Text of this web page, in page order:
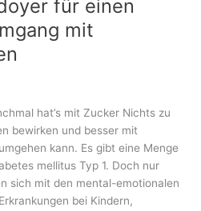
für einen
mit
hat’s mit Zucker Nichts zu
bewirken und besser mit
kann. Es gibt eine Menge
mellitus Typ 1. Doch nur
sich mit den mental-emotionalen
bei Kindern,